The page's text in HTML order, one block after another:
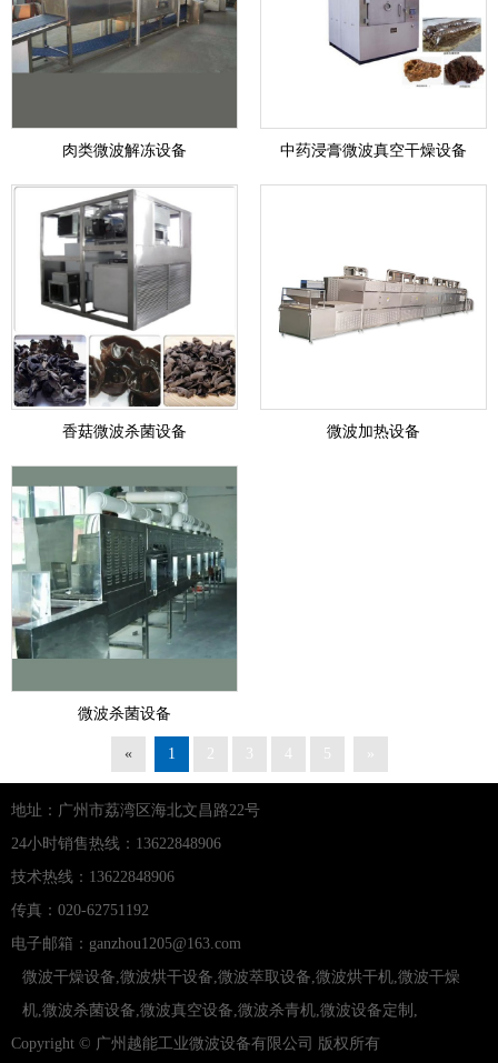
肉类微波解冻设备 中药浸膏微波真空干燥设备
香菇微波杀菌设备 微波加热设备
微波杀菌设备
« 1 2 4 5 »
地址：广州市荔湾区海北文昌路22号
24小时销售热线：13622848906
技术热线：13622848906
传真：020-62751192
电子邮箱：ganzhou1205@163.com
微波干燥设备 微波烘干设备 微波萃取设备 微波烘干机 微波干燥
机 微波杀菌设备 微波真空设备 微波杀青机 微波设备定制
Copyright © 广州越能工业微波设备有限公司
版权所有